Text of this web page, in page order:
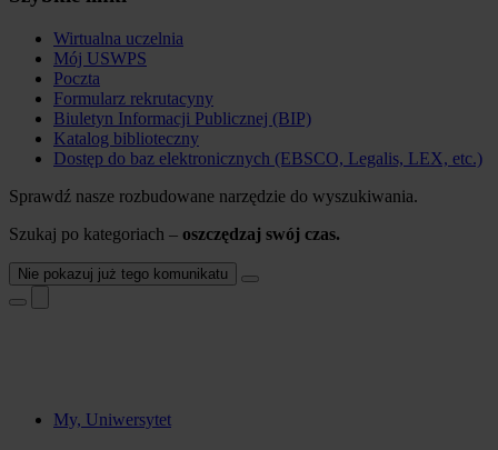
Wirtualna uczelnia
Mój USWPS
Poczta
Formularz rekrutacyny
Biuletyn Informacji Publicznej (BIP)
Katalog biblioteczny
Dostęp do baz elektronicznych (EBSCO, Legalis, LEX, etc.)
Sprawdź nasze rozbudowane narzędzie do wyszukiwania.
Szukaj po kategoriach – oszczędzaj swój czas.
Nie pokazuj już tego komunikatu
My, Uniwersytet